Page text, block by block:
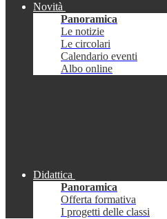
Novità
Panoramica
Le notizie
Le circolari
Calendario eventi
Albo online
Didattica
Panoramica
Offerta formativa
I progetti delle classi